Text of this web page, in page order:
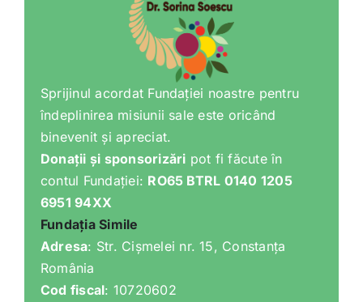
Sprijinul acordat Fundației noastre pentru
îndeplinirea misiunii sale este oricând
binevenit și apreciat.
Donații și sponsorizări pot fi făcute în
contul Fundației: RO65 BTRL 0140 1205
6951 94XX
Fundația Simile
Adresa: Str. Cișmelei nr. 15, Constanța
România
Cod fiscal: 10720602